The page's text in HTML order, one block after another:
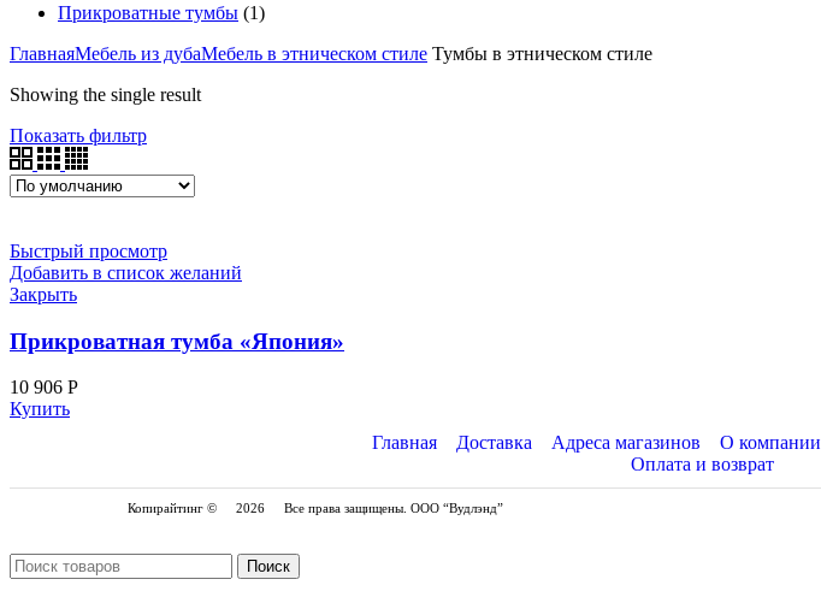
Прикроватные тумбы (1)
ГлавнаяМебель из дубаМебель в этническом стиле Тумбы в этническом стиле
Showing the single result
Показать фильтр
Быстрый просмотр
Добавить в список желаний
Закрыть
Прикроватная тумба «Япония»
10 906 Р
Купить
Главная
Доставка Адреса магазинов О компании
Оплата и возврат
Копирайтинг © 2026
Все права защищены. ООО “Вудлэнд”
Поиск